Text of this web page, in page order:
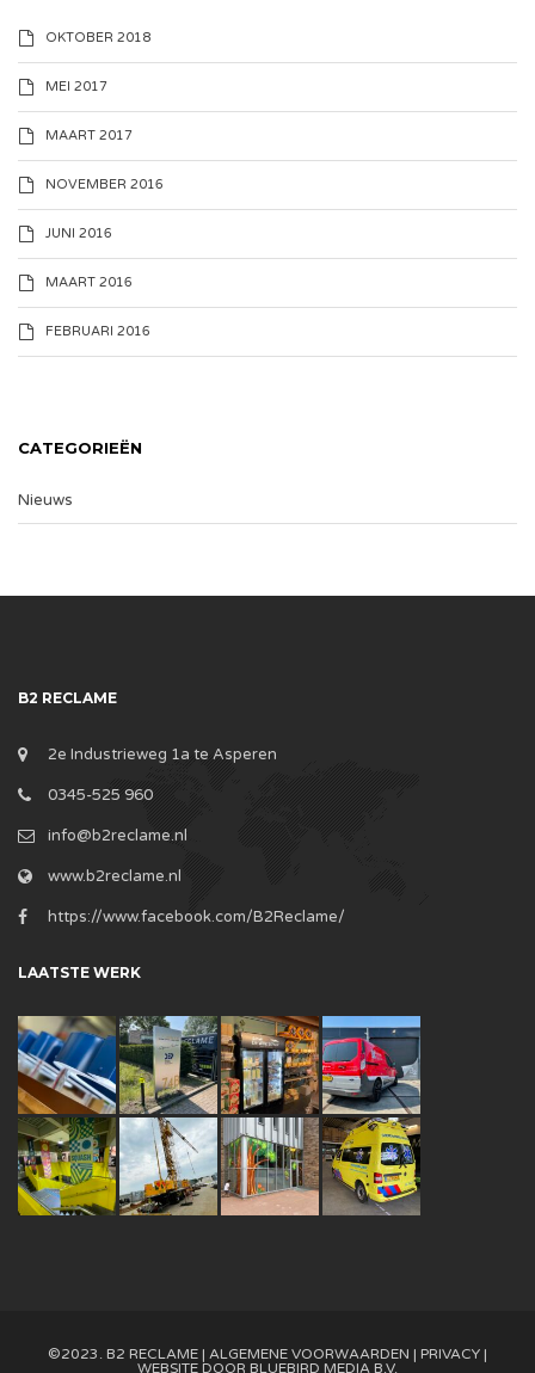
OKTOBER 2018
MEI 2017
MAART 2017
NOVEMBER 2016
JUNI 2016
MAART 2016
FEBRUARI 2016
CATEGORIEËN
Nieuws
B2 RECLAME
2e Industrieweg 1a te Asperen
0345-525 960
info@b2reclame.nl
www.b2reclame.nl
https://www.facebook.com/B2Reclame/
LAATSTE WERK
©2023. B2 RECLAME | ALGEMENE VOORWAARDEN | PRIVACY |
WEBSITE DOOR BLUEBIRD MEDIA B.V.